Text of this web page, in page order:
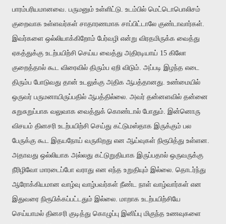
பாரம்பரியமானவை. பருமனும் உள்ளிட்டு. உடம்பில் மெட்டொபொலிசம்
குறைவாக உள்ளவர்கள் சாதாரணமாக சாப்பிட்டாலே குண்டாவார்கள்.
இவர்களை ஒல்லியாக்கிறோம் பேர்வழி என்று விரதமிருக்க வைத்து
ஏகத்துக்கு உடற்பயிற்சி செய்ய வைத்து அதிரடியாய் 15 கிலோ
குறைத்தால் கூட விரைவில் திரும்ப ஏறி விடும். அப்படி இழந்த எடை
திரும்ப போடுவது தான் உடலுக்கு அதிக ஆபத்தானது. உண்மையில்
ஒருவர் பருமனாயிருப்பதில் ஆபத்தில்லை. அவர் தன்னளவில் தன்னை
சுறுசுறுப்பாக வலுவாக வைத்துக் கொண்டால் போதும். இன்னொரு
விசயம் தினசரி உடற்பயிற்சி செய்து கட்டுமஸ்தாக இருக்கும் பல
பேருக்கு கூட இதயநோய் வருகிறது என ஆய்வுகள் நிரூபித்து உள்ளன.
அதாவது ஒல்லியாக அல்லது கட்டுறுதியாக இருப்பதால் ஒருவருக்கு
நீரிழிவோ மாரடைப்போ வராது என எந்த உறுதியும் இல்லை. தொடர்ந்து
ஆரோக்கியமான வாழ்வு வாழ்பவர்கள் நீண்ட நாள் வாழ்வார்கள் என
இதுவரை நிரூபிக்கப்பட்டதும் இல்லை. மாறாக உடற்பயிற்சியே
செய்யாமல் தினசரி குடித்து கொழுப்பு இனிப்பு மிகுந்த உணவுகளை